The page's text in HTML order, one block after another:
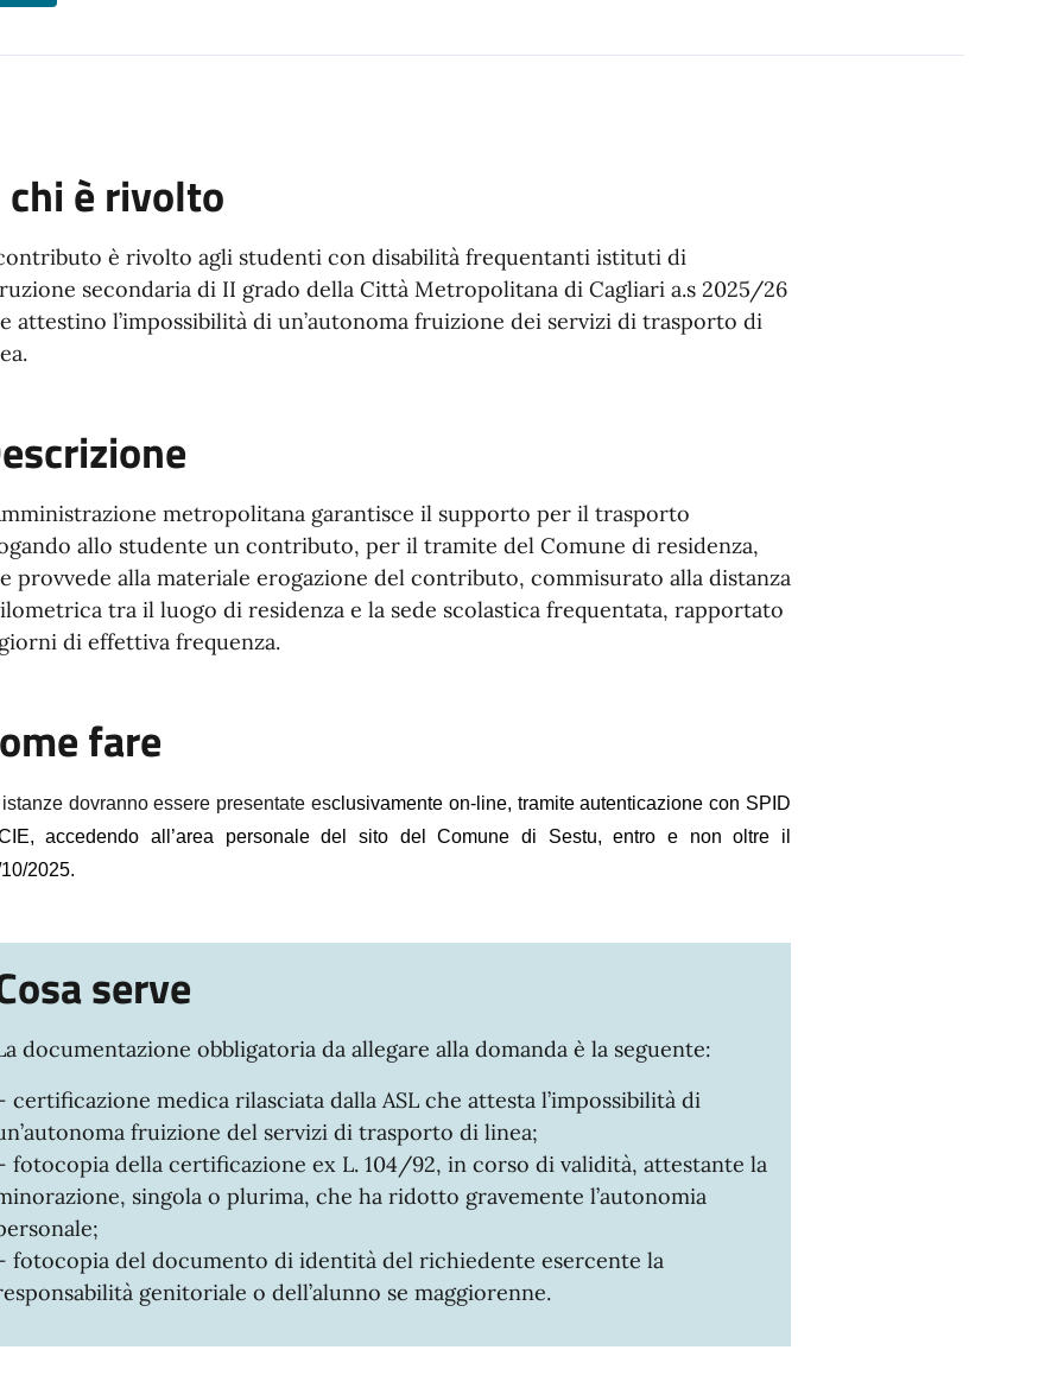
chi è rivolto
è rivolto agli studenti con disabilità frequentanti istituti di
secondaria di II grado della Città Metropolitana di Cagliari a.s 2025/26
attestino l’impossibilità di un’autonoma fruizione dei servizi di trasporto di
metropolitana garantisce il supporto per il trasporto
allo studente un contributo, per il tramite del Comune di residenza,
provvede alla materiale erogazione del contributo, commisurato alla distanza
tra il luogo di residenza e la sede scolastica frequentata, rapportato
di effettiva frequenza.
fare
dovranno essere presentate esclusivamente on-line, tramite autenticazione con SPID
accedendo all’area personale del sito del Comune di Sestu, entro e non oltre il
2025.
serve
documentazione obbligatoria da allegare alla domanda è la seguente:
certificazione medica rilasciata dalla ASL che attesta l’impossibilità di
fruizione del servizi di trasporto di linea;
fotocopia della certificazione ex L. 104/92, in corso di validità, attestante la
singola o plurima, che ha ridotto gravemente l’autonomia
fotocopia del documento di identità del richiedente esercente la
genitoriale o dell’alunno se maggiorenne.